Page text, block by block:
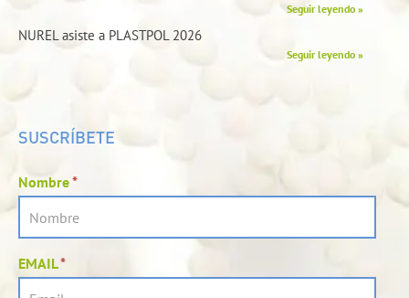
Seguir leyendo »
NUREL asiste a PLASTPOL 2026
Seguir leyendo »
SUSCRÍBETE
Nombre*
EMAIL*